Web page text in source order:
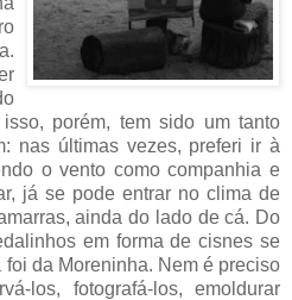
porém, tem sido um tanto
nas últimas vezes, preferi ir à
o vento como companhia e
já se pode entrar no clima de
ainda do lado de cá. Do
em forma de cisnes se
da Moreninha. Nem é preciso
los, fotografá-los, emoldurar